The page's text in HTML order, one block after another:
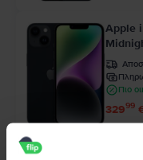
Apple
Πιο
32999